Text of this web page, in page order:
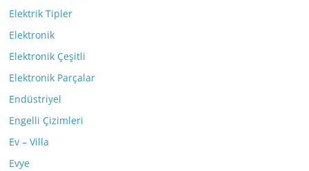
Elektrik Tipler
Elektronik
Elektronik Çeşitli
Elektronik Parçalar
Endüstriyel
Engelli Çizimleri
Ev – Villa
Evye